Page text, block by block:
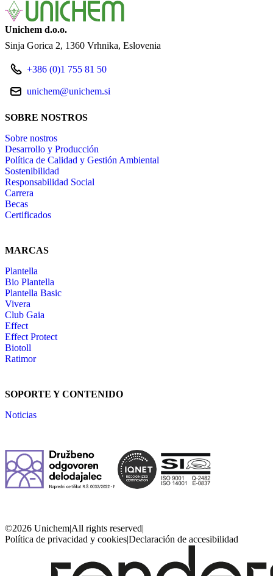
Unichem d.o.o.
Sinja Gorica 2 1360 Vrhnika Eslovenia
+386 (0)1 755 81 50
unichem@unichem.si
SOBRE NOSTROS
Sobre nostros
Desarrollo y Producción
Política de Calidad y Gestión Ambiental
Sostenibilidad
Responsabilidad Social
Carrera
Becas
Certificados
MARCAS
Plantella
Bio Plantella
Plantella Basic
Vivera
Club Gaia
Effect
Effect Protect
Biotoll
Ratimor
SOPORTE Y CONTENIDO
Noticias
©2026 Unichem|All rights reserved|
Política de privacidad y cookies|Declaración de accesibilidad